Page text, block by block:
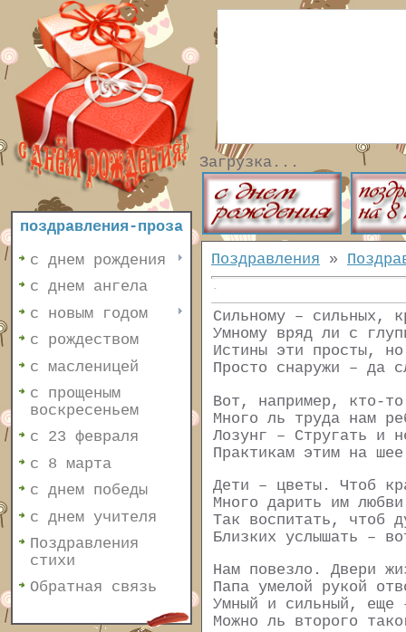
поздравления-проза
с днем рождения
с днем ангела
с новым годом
с рождеством
с масленицей
с прощеным
воскресеньем
с 23 февраля
с 8 марта
с днем победы
с днем учителя
Поздравления
стихи
Обратная связь
Загрузка...
Поздравления »
Сильному – сильных,
Умному вряд ли с
Истины эти просты,
Просто снаружи – да
Вот, например, кто-
Много ль труда нам
Лозунг – Стругать и
Практикам этим на
Дети – цветы. Чтоб
Много дарить им
Так воспитать, чтоб
Близких услышать –
Нам повезло. Двери
Папа умелой рукой
Умный и сильный, еще
Можно ль второго